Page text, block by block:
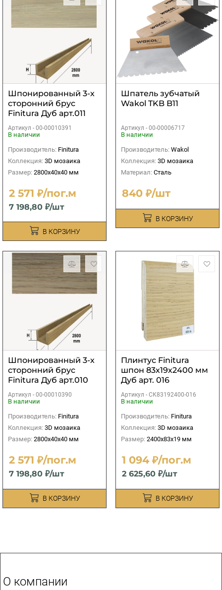
Шпонированный 3-х
сторонний брус
Finitura Дуб арт.011
40х40х2800 мм
Артикул - 00-00010391
В наличии
Производитель: Finitura
Коллекция: 3D мозаика
Размер: 2800х40х40 мм
2 571 ₽/пог.м
7 198,80 ₽/шт
В КОРЗИНУ
Шпатель зубчатый
Wakol TKB B11
Артикул - 00-00006717
В наличии
Производитель: Wakol
Коллекция: 3D мозаика
Материал: Сталь
840 ₽/шт
В КОРЗИНУ
Шпонированный 3-х
сторонний брус
Finitura Дуб арт.010
40х40х2800 мм
Артикул - 00-00010390
В наличии
Производитель: Finitura
Коллекция: 3D мозаика
Размер: 2800х40х40 мм
2 571 ₽/пог.м
7 198,80 ₽/шт
В КОРЗИНУ
Плинтус Finitura
шпон 83х19х2400 мм
Дуб арт. 016
Артикул - СК83192400-016
В наличии
Производитель: Finitura
Коллекция: 3D мозаика
Размер: 2400х83х19 мм
1 094 ₽/пог.м
2 625,60 ₽/шт
В КОРЗИНУ
О компании